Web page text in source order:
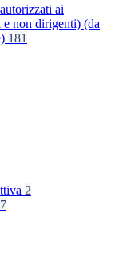
ai
non dirigenti) (da
181
2
7